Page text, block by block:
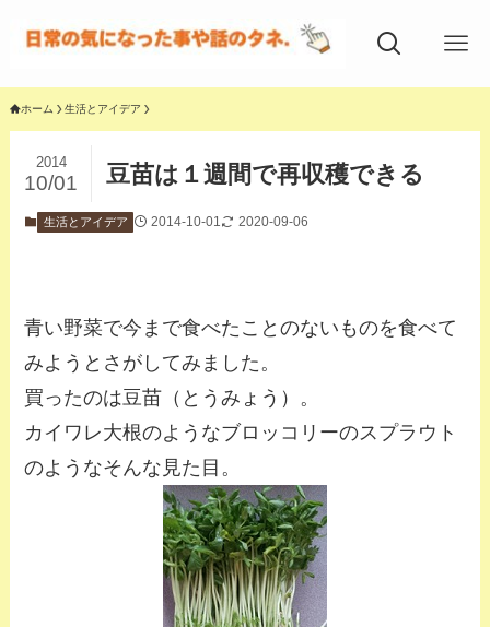
ホーム 生活とアイデア
豆苗は１週間で再収穫できる
2014
10/01
生活とアイデア 2014-10-01 2020-09-06
青い野菜で今まで食べたことのないものを食べて
みようとさがしてみました。
買ったのは豆苗（とうみょう）。
カイワレ大根のようなブロッコリーのスプラウト
のようなそんな見た目。